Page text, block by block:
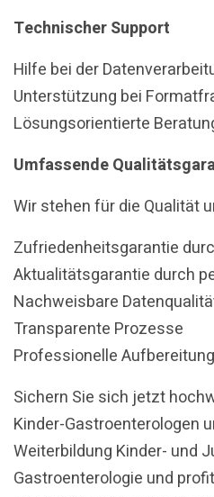
Technischer Support
Hilfe bei der
Unterstützung bei
Lösungsorientierte
Umfassende
Wir stehen für die Qualität
Zufriedenheitsgarantie
Aktualitätsgarantie durch
Nachweisbare
Transparente Prozesse
Professionelle Aufbereitung
Sichern Sie sich jetzt
Kinder-Gastroenterologen
Weiterbildung Kinder- und
Gastroenterologie und